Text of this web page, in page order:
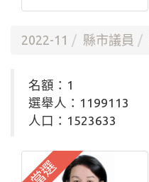
2022-11 縣市議員
名額：1
選舉人：1199113
人口：1523633
當選